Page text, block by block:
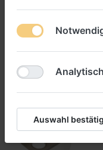
1-7von
Filtern
Auswahl